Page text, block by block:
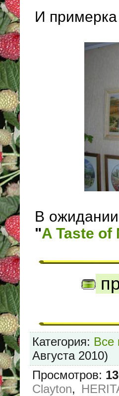
И
В
"A Taste of
Категория: Все
Августа 2010)
Просмотров:
Clayton,